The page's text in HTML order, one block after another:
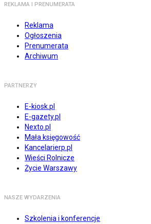
REKLAMA I PRENUMERATA
Reklama
Ogłoszenia
Prenumerata
Archiwum
PARTNERZY
E-kiosk.pl
E-gazety.pl
Nexto.pl
Mała księgowość
Kancelarierp.pl
Wieści Rolnicze
Życie Warszawy
NASZE WYDARZENIA
Szkolenia i konferencje